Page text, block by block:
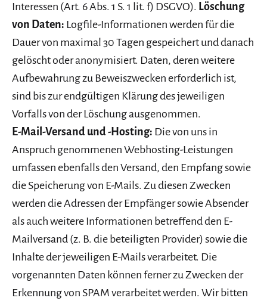
Interessen (Art. 6 Abs. 1 S. 1 lit. f) DSGVO). Löschung
von Daten: Logfile-Informationen werden für die
Dauer von maximal 30 Tagen gespeichert und danach
gelöscht oder anonymisiert. Daten, deren weitere
Aufbewahrung zu Beweiszwecken erforderlich ist,
sind bis zur endgültigen Klärung des jeweiligen
Vorfalls von der Löschung ausgenommen.
E-Mail-Versand und -Hosting: Die von uns in
Anspruch genommenen Webhosting-Leistungen
umfassen ebenfalls den Versand, den Empfang sowie
die Speicherung von E-Mails. Zu diesen Zwecken
werden die Adressen der Empfänger sowie Absender
als auch weitere Informationen betreffend den E-
Mailversand (z. B. die beteiligten Provider) sowie die
Inhalte der jeweiligen E-Mails verarbeitet. Die
vorgenannten Daten können ferner zu Zwecken der
Erkennung von SPAM verarbeitet werden. Wir bitten